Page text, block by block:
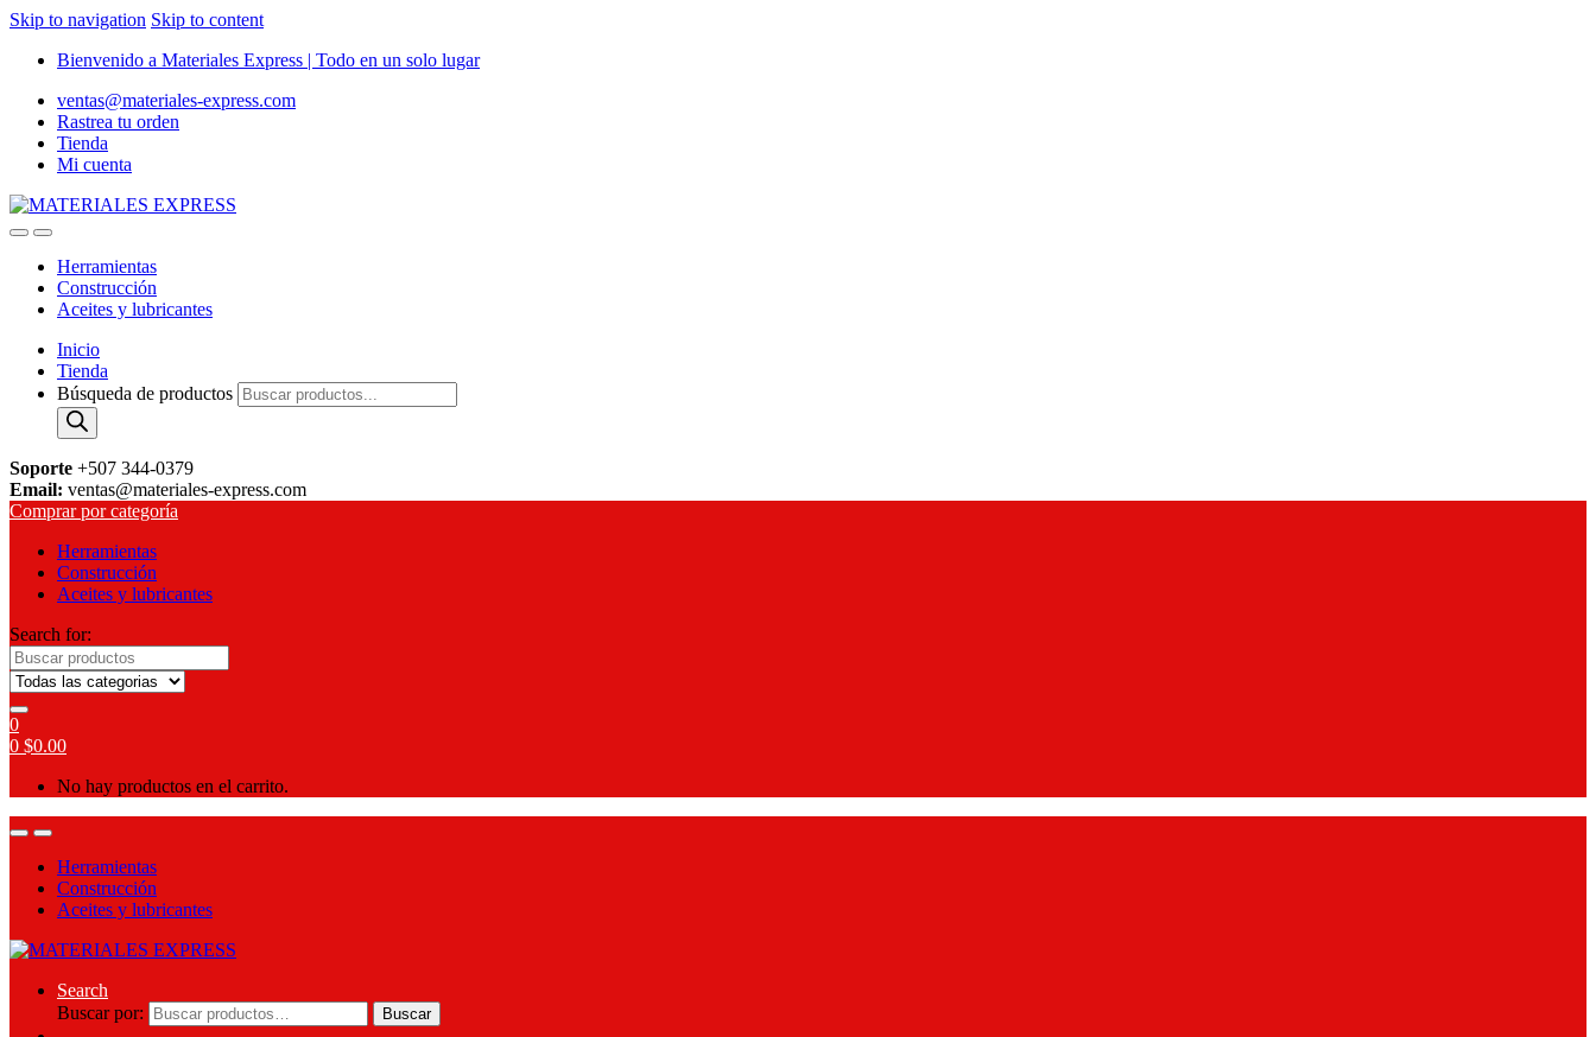
Skip to navigation Skip to content
Bienvenido a Materiales Express | Todo en un solo lugar
ventas@materiales-express.com
Rastrea tu orden
Tienda
Mi cuenta
Herramientas
Construcción
Aceites y lubricantes
Inicio
Tienda
Búsqueda de productos
Soporte +507 344-0379
Email: ventas@materiales-express.com
Comprar por categoría
Herramientas
Construcción
Aceites y lubricantes
Search for:
0
0 $0.00
No hay productos en el carrito.
Herramientas
Construcción
Aceites y lubricantes
Search
Buscar por:
Buscar